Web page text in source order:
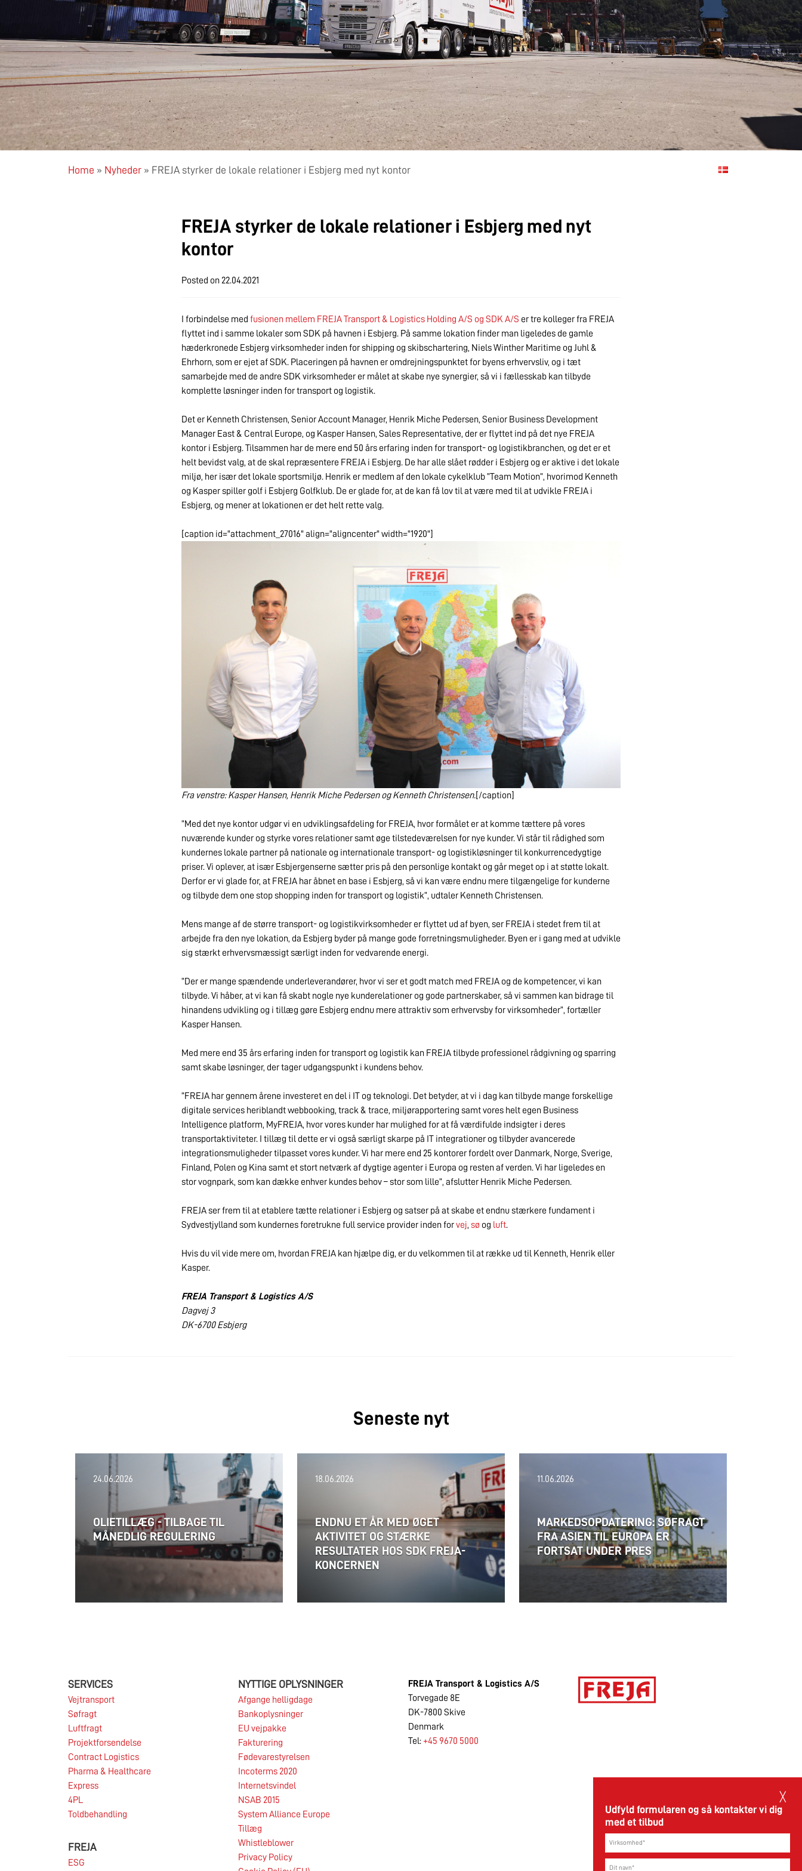
╳
Udfyld formularen og så kontakter vi dig
med et tilbud
Home » Nyheder » FREJA styrker de lokale relationer i Esbjerg med nyt kontor
FREJA styrker de lokale relationer i Esbjerg med nyt
kontor
Posted on 22.04.2021
I forbindelse med fusionen mellem FREJA Transport & Logistics Holding A/S og SDK A/S er tre kolleger fra FREJA
flyttet ind i samme lokaler som SDK på havnen i Esbjerg. På samme lokation finder man ligeledes de gamle
hæderkronede Esbjerg virksomheder inden for shipping og skibschartering, Niels Winther Maritime og Juhl &
Ehrhorn, som er ejet af SDK. Placeringen på havnen er omdrejningspunktet for byens erhvervsliv, og i tæt
samarbejde med de andre SDK virksomheder er målet at skabe nye synergier, så vi i fællesskab kan tilbyde
komplette løsninger inden for transport og logistik.
Det er Kenneth Christensen, Senior Account Manager, Henrik Miche Pedersen, Senior Business Development
Manager East & Central Europe, og Kasper Hansen, Sales Representative, der er flyttet ind på det nye FREJA
kontor i Esbjerg. Tilsammen har de mere end 50 års erfaring inden for transport- og logistikbranchen, og det er et
helt bevidst valg, at de skal repræsentere FREJA i Esbjerg. De har alle slået rødder i Esbjerg og er aktive i det lokale
miljø, her især det lokale sportsmiljø. Henrik er medlem af den lokale cykelklub ”Team Motion”, hvorimod Kenneth
og Kasper spiller golf i Esbjerg Golfklub. De er glade for, at de kan få lov til at være med til at udvikle FREJA i
Esbjerg, og mener at lokationen er det helt rette valg.
[caption id="attachment_27016" align="aligncenter" width="1920"]
Fra venstre: Kasper Hansen, Henrik Miche Pedersen og Kenneth Christensen.[/caption]
”Med det nye kontor udgør vi en udviklingsafdeling for FREJA, hvor formålet er at komme tættere på vores
nuværende kunder og styrke vores relationer samt øge tilstedeværelsen for nye kunder. Vi står til rådighed som
kundernes lokale partner på nationale og internationale transport- og logistikløsninger til konkurrencedygtige
priser. Vi oplever, at især Esbjergenserne sætter pris på den personlige kontakt og går meget op i at støtte lokalt.
Derfor er vi glade for, at FREJA har åbnet en base i Esbjerg, så vi kan være endnu mere tilgængelige for kunderne
og tilbyde dem one stop shopping inden for transport og logistik”, udtaler Kenneth Christensen.
Mens mange af de større transport- og logistikvirksomheder er flyttet ud af byen, ser FREJA i stedet frem til at
arbejde fra den nye lokation, da Esbjerg byder på mange gode forretningsmuligheder. Byen er i gang med at udvikle
sig stærkt erhvervsmæssigt særligt inden for vedvarende energi.
”Der er mange spændende underleverandører, hvor vi ser et godt match med FREJA og de kompetencer, vi kan
tilbyde. Vi håber, at vi kan få skabt nogle nye kunderelationer og gode partnerskaber, så vi sammen kan bidrage til
hinandens udvikling og i tillæg gøre Esbjerg endnu mere attraktiv som erhvervsby for virksomheder”, fortæller
Kasper Hansen.
Med mere end 35 års erfaring inden for transport og logistik kan FREJA tilbyde professionel rådgivning og sparring
samt skabe løsninger, der tager udgangspunkt i kundens behov.
”FREJA har gennem årene investeret en del i IT og teknologi. Det betyder, at vi i dag kan tilbyde mange forskellige
digitale services heriblandt webbooking, track & trace, miljørapportering samt vores helt egen Business
Intelligence platform, MyFREJA, hvor vores kunder har mulighed for at få værdifulde indsigter i deres
transportaktiviteter. I tillæg til dette er vi også særligt skarpe på IT integrationer og tilbyder avancerede
integrationsmuligheder tilpasset vores kunder. Vi har mere end 25 kontorer fordelt over Danmark, Norge, Sverige,
Finland, Polen og Kina samt et stort netværk af dygtige agenter i Europa og resten af verden. Vi har ligeledes en
stor vognpark, som kan dække enhver kundes behov – stor som lille”, afslutter Henrik Miche Pedersen.
FREJA ser frem til at etablere tætte relationer i Esbjerg og satser på at skabe et endnu stærkere fundament i
Sydvestjylland som kundernes foretrukne full service provider inden forvej, sø og luft.
Hvis du vil vide mere om, hvordan FREJA kan hjælpe dig, er du velkommen til at række ud til Kenneth, Henrik eller
Kasper.
FREJA Transport & Logistics A/S
Dagvej 3
DK-6700 Esbjerg
Seneste nyt
24.06.2026
24.06.2026
OLIETILLÆG - TILBAGE TIL
MÅNEDLIG REGULERING
år præget af stor geopolitisk uro og deraf
18.06.2026
ENDNU ET ÅR MED ØGET
AKTIVITET OG STÆRKE
RESULTATER HOS SDK FREJA-
KONCERNEN
Markedet for import af containere fra Asien
til Europa er fortsat under pres.
11.06.2026
MARKEDSOPDATERING: SØFRAGT
FRA ASIEN TIL EUROPA ER
FORTSAT UNDER PRES
SERVICES
Vejtransport
Søfragt
Luftfragt
Projektforsendelse
Contract Logistics
Pharma & Healthcare
Express
4PL
Toldbehandling
FREJA
ESG
NYTTIGE OPLYSNINGER
Afgange helligdage
Bankoplysninger
EU vejpakke
Fakturering
Fødevarestyrelsen
Incoterms 2020
Internetsvindel
NSAB 2015
System Alliance Europe
Tillæg
Whistleblower
Privacy Policy
FREJA Transport & Logistics A/S
Torvegade 8E
DK-7800 Skive
Denmark
Tel: +45 9670 5000